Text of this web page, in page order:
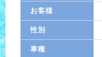
お客様
性別
車種